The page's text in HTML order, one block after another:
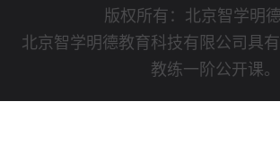
版权所有：北京智学明
北京智学明德教育科技有限公司具
教练一阶公开课